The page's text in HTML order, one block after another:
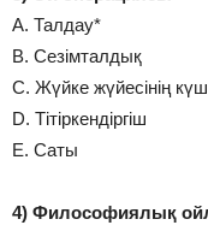
A. Талдау*
B. Сезімталдық
C. Жүйке жүйесінің
D. Тітіркендіргіш
E. Саты
4) Философиялық